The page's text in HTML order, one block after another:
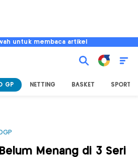
untuk membaca artikel
GP NETTING BASKET SPORT
Menang di 3 Seri